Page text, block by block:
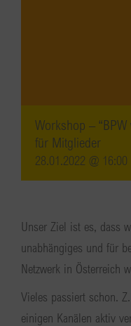
Workshop –
für Mitglieder
28.01.2022 @ 16:00
Unser Ziel ist es, dass
unabhängiges und für
Netzwerk in Österreich
Vieles passiert schon.
einigen Kanälen aktiv